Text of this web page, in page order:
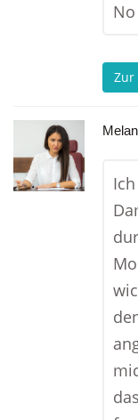
Zur